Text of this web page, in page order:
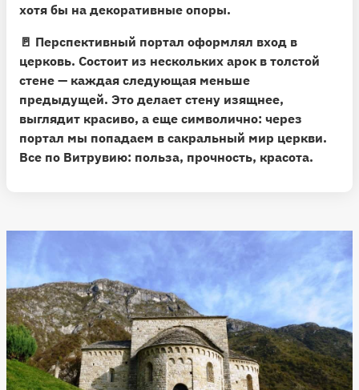
хотя бы на декоративные опоры.
🚪 Перспективный портал оформлял вход в
церковь. Состоит из нескольких арок в толстой
стене — каждая следующая меньше
предыдущей. Это делает стену изящнее,
выглядит красиво, а еще символично: через
портал мы попадаем в сакральный мир церкви.
Все по Витрувию: польза, прочность, красота.